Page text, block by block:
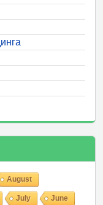
August
July June